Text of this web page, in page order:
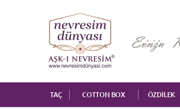
TAÇ COTTON BOX ÖZDİLEK